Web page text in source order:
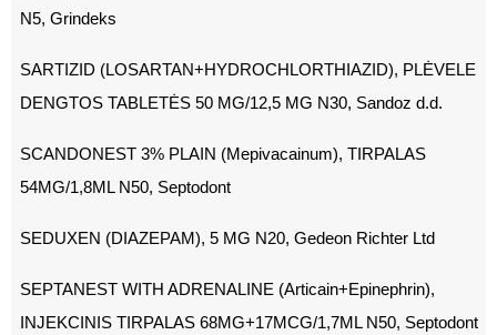
N5, Grindeks
SARTIZID (LOSARTAN+HYDROCHLORTHIAZID), PLĖVELE
DENGTOS TABLETĖS 50 MG/12,5 MG N30, Sandoz d.d.
SCANDONEST 3% PLAIN (Mepivacainum), TIRPALAS
54MG/1,8ML N50, Septodont
SEDUXEN (DIAZEPAM), 5 MG N20, Gedeon Richter Ltd
SEPTANEST WITH ADRENALINE (Articain+Epinephrin),
INJEKCINIS TIRPALAS 68MG+17MCG/1,7ML N50, Septodont